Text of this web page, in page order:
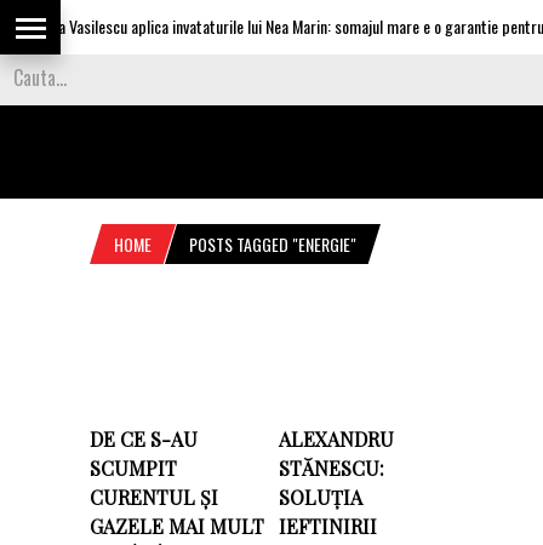
Olguta Vasilescu aplica invataturile lui Nea Marin: somajul mare e o garantie pentru
HOME POSTS TAGGED "ENERGIE"
DE CE S-AU
SCUMPIT
CURENTUL ȘI
GAZELE MAI MULT
ALEXANDRU
STĂNESCU:
SOLUȚIA
IEFTINIRII